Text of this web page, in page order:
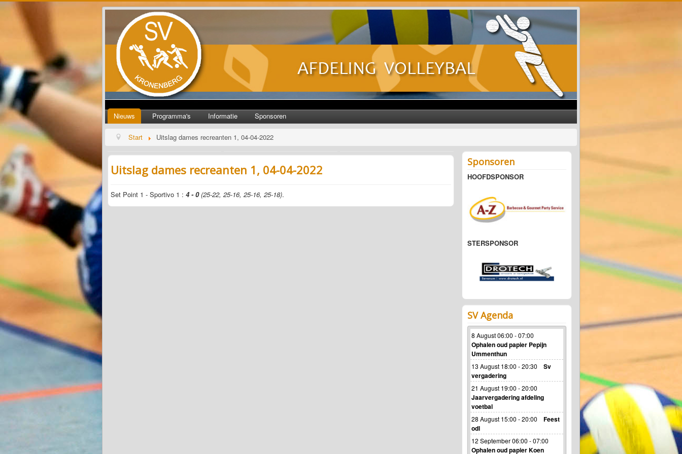
Nieuws Programma's Informatie Sponsoren
Start Uitslag dames recreanten 1, 04-04-2022
Uitslag dames recreanten 1, 04-04-2022
Set Point 1 - Sportivo 1 : 4 - 0(25-22, 25-16, 25-16, 25-18).
Sponsoren
HOOFDSPONSOR
STERSPONSOR
SV Agenda
8 August 06:00 - 07:00
Ophalen oud papier Pepijn
Ummenthun
13 August 18:00 - 20:30
Sv
vergadering
21 August 19:00 - 20:00
Jaarvergadering afdeling
voetbal
28 August 15:00 - 20:00
Feest
odl
12 September 06:00 - 07:00
Ophalen oud papier Koen